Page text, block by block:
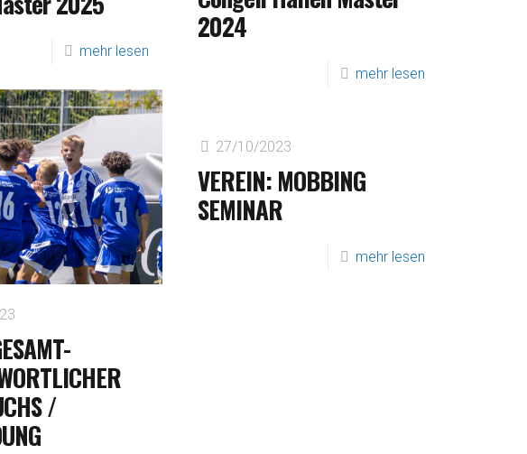
mehr lesen
2024
mehr lesen
/
27/10/2023
VEREIN: MOBBING
SEMINAR
mehr lesen